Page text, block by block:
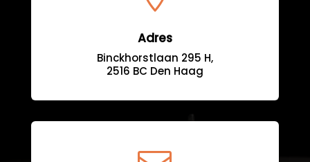
Adres
Binckhorstlaan 295 H,
2516 BC Den Haag